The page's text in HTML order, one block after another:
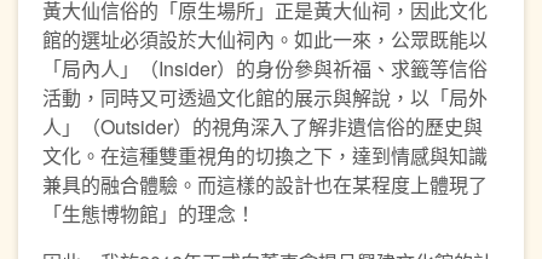
黃大仙信俗的「原生場所」正是黃大仙祠，因此文化
館的選址必須設於大仙祠內。如此一來，公眾既能以
「局內人」（Insider）的身份參與祈福、求籤等信俗
活動，同時又可透過文化館的展示與解說，以「局外
人」（Outsider）的視角深入了解非遺信俗的歷史與
文化。在這種雙重視角的切換之下，達到情感與知識
兼具的融合體驗。而這樣的設計也在某程度上體現了
「生態博物館」的理念！